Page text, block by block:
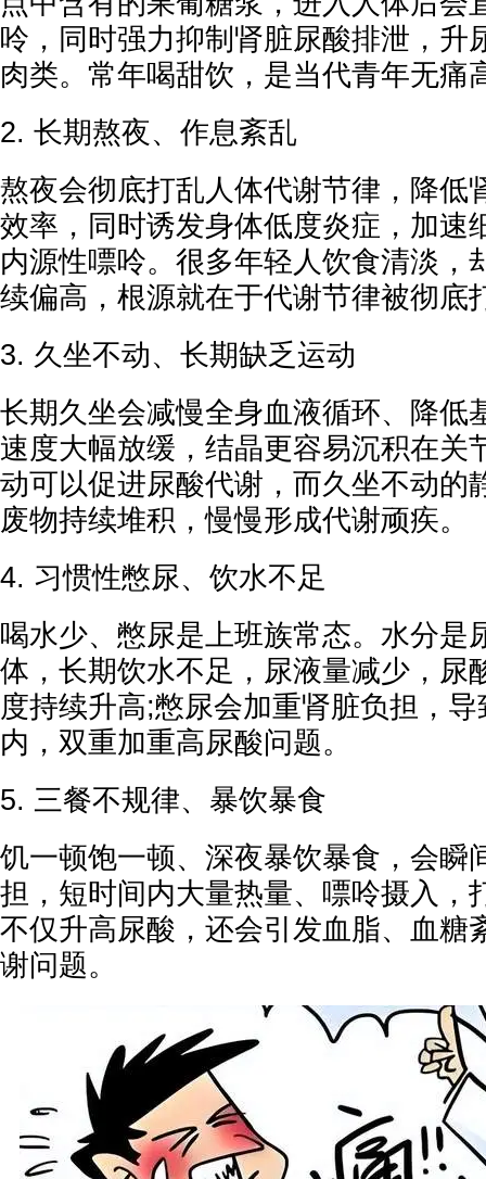
呤，同时强力抑制肾脏尿酸排泄，升
肉类。常年喝甜饮，是当代青年无痛
2. 长期熬夜、作息紊乱
熬夜会彻底打乱人体代谢节律，降低
效率，同时诱发身体低度炎症，加速
内源性嘌呤。很多年轻人饮食清淡，
续偏高，根源就在于代谢节律被彻底
3. 久坐不动、长期缺乏运动
长期久坐会减慢全身血液循环、降低
速度大幅放缓，结晶更容易沉积在关
动可以促进尿酸代谢，而久坐不动的
废物持续堆积，慢慢形成代谢顽疾。
4. 习惯性憋尿、饮水不足
喝水少、憋尿是上班族常态。水分是
体，长期饮水不足，尿液量减少，尿
度持续升高;憋尿会加重肾脏负担，
内，双重加重高尿酸问题。
5. 三餐不规律、暴饮暴食
饥一顿饱一顿、深夜暴饮暴食，会瞬
担，短时间内大量热量、嘌呤摄入，
不仅升高尿酸，还会引发血脂、血糖
谢问题。